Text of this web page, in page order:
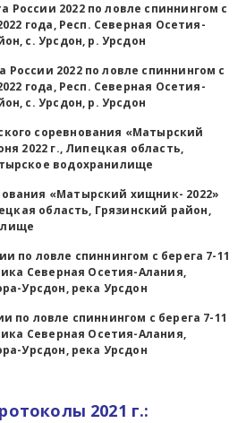
России 2022 по ловле спиннингом с
года, Респ. Северная Осетия-
с. Урсдон, р. Урсдон
2022 по ловле спиннингом с
года, Респ. Северная Осетия-
с. Урсдон, р. Урсдон
соревнования «Матырский
2022 г., Липецкая область,
водохранилище
«Матырский хищник- 2022»
область, Грязинский район,
по ловле спиннингом с берега 7-11
Северная Осетия-Алания,
Урсдон, река Урсдон
по ловле спиннингом с берега 7-11
Северная Осетия-Алания,
Урсдон, река Урсдон
2021 г.: